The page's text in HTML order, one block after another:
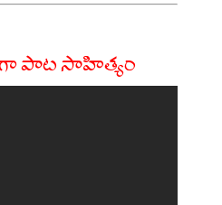
పాట సాహిత్యం